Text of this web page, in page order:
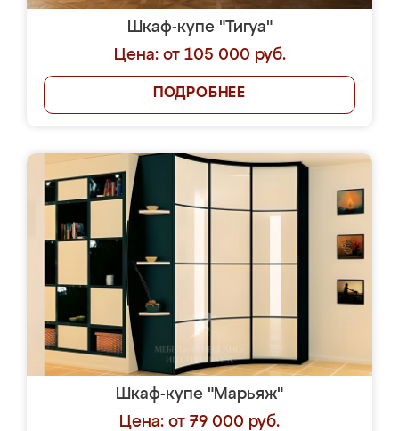
Шкаф-купе "Тигуа"
Цена: от 105 000 руб.
ПОДРОБНЕЕ
Шкаф-купе "Марьяж"
Цена: от 79 000 руб.